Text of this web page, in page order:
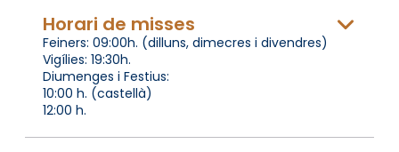
Horari de misses
Feiners: 09:00h. (dilluns, dimecres i divendres)
Vigílies: 19:30h.
Diumenges i Festius:
10:00 h. (castellà)
12:00 h.